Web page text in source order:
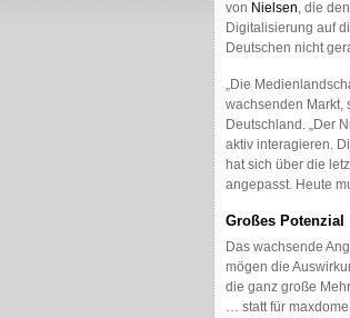
von Nielsen, die
Digitalisierung auf
Deutschen nicht
„Die
wachsenden Markt,
Deutschland. „Der
aktiv interagieren.
hat sich über die
angepasst. Heute
Großes Potenzial
Das wachsende
mögen die
die ganz große
… statt für